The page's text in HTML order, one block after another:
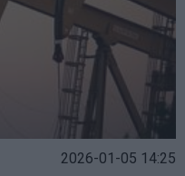
2026-01-05 14:25